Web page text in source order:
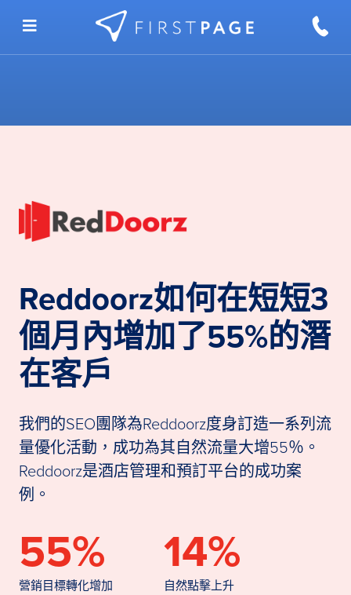
Reddoorz如何在短短3
個月內增加了55%的潛
在客戶
我們的SEO團隊為Reddoorz度身訂造一系列流
量優化活動，成功為其自然流量大增55％。
Reddoorz是酒店管理和預訂平台的成功案
例。
55%
營銷目標轉化增加
14%
自然點擊上升